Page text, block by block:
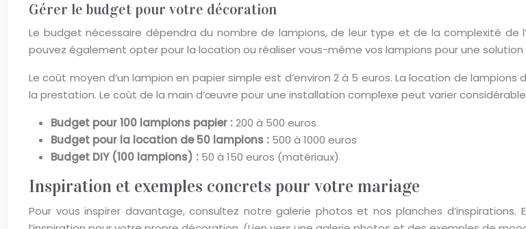
Gérer le budget pour votre décoration
Le budget nécessaire dépendra du nombre de lampions, de leur type et de la complexité de
pouvez également opter pour la location ou réaliser vous-même vos lampions pour une
Le coût moyen d’un lampion en papier simple est d’environ 2 à 5 euros. La location de
la prestation. Le coût de la main d’œuvre pour une installation complexe peut varier
Budget pour 100 lampions papier :200 à 500 euros
Budget pour la location de 50 lampions : 500 à 1000 euros
Budget DIY (100 lampions) : 50 à 150 euros (matériaux)
Inspiration et exemples concrets pour votre mariage
Pour vous inspirer davantage, consultez notre galerie photos et nos planches